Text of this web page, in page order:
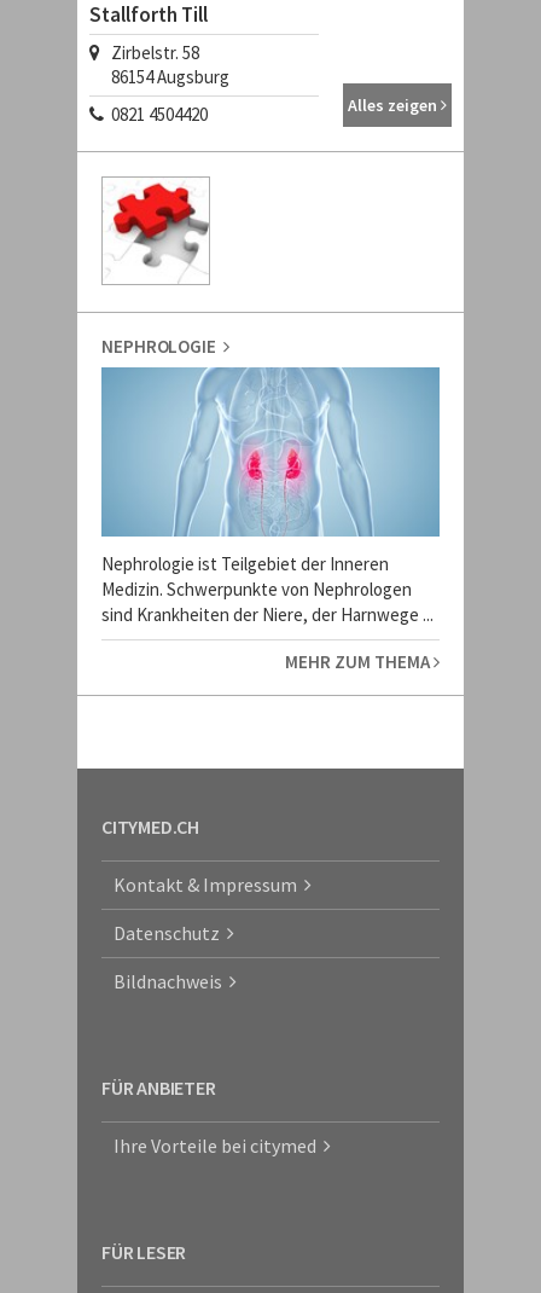
Stallforth Till
Zirbelstr. 58
86154 Augsburg
0821 4504420
Alles zeigen
NEPHROLOGIE
Nephrologie ist Teilgebiet der Inneren
Medizin. Schwerpunkte von Nephrologen
sind Krankheiten der Niere, der Harnwege ...
MEHR ZUM THEMA
CITYMED.CH
Kontakt & Impressum
Datenschutz
Bildnachweis
FÜR ANBIETER
Ihre Vorteile bei citymed
FÜR LESER